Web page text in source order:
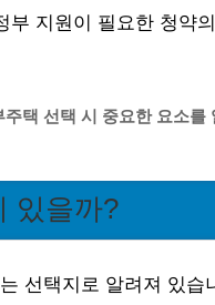
부 지원이 필요한 청약
주택 선택 시 중요한 요소를
있을까?
선택지로 알려져 있